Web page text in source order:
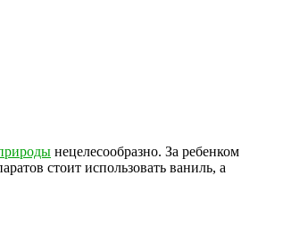
нецелесообразно. За ребенком
стоит использовать ваниль, а